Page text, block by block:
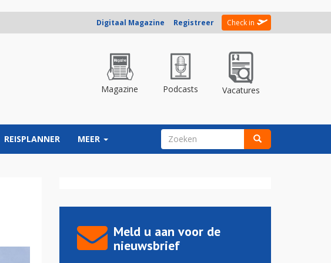
Digitaal Magazine Registreer Check in
Magazine Podcasts Vacatures
REISPLANNER MEER ZOEKVELD
Meld u aan voor de
nieuwsbrief